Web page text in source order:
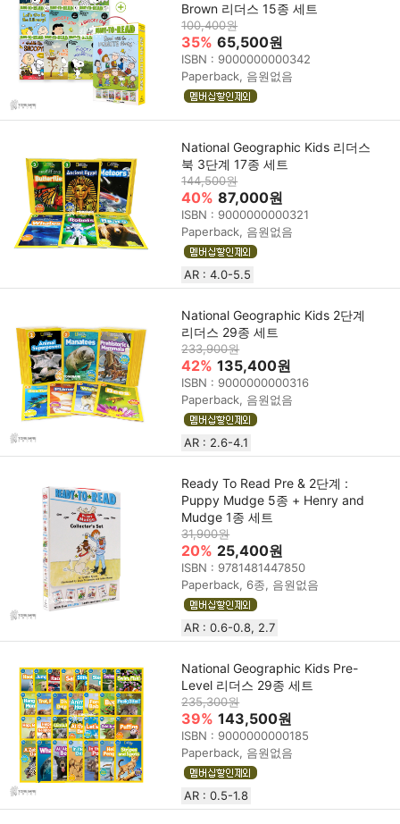
Brown 리더스 15종 세트
100,400원
35% 65,500원
ISBN : 9000000000342
Paperback, 음원없음
National Geographic Kids 리더스
북 3단계 17종 세트
144,500원
40% 87,000원
ISBN : 9000000000321
Paperback, 음원없음
AR : 4.0-5.5
National Geographic Kids 2단계
리더스 29종 세트
233,900원
42% 135,400원
ISBN : 9000000000316
Paperback, 음원없음
AR : 2.6-4.1
Ready To Read Pre & 2단계 :
Puppy Mudge 5종 + Henry and
Mudge 1종 세트
31,900원
20% 25,400원
ISBN : 9781481447850
Paperback, 6종, 음원없음
AR : 0.6-0.8, 2.7
National Geographic Kids Pre-
Level 리더스 29종 세트
235,300원
39% 143,500원
ISBN : 9000000000185
Paperback, 음원없음
AR : 0.5-1.8